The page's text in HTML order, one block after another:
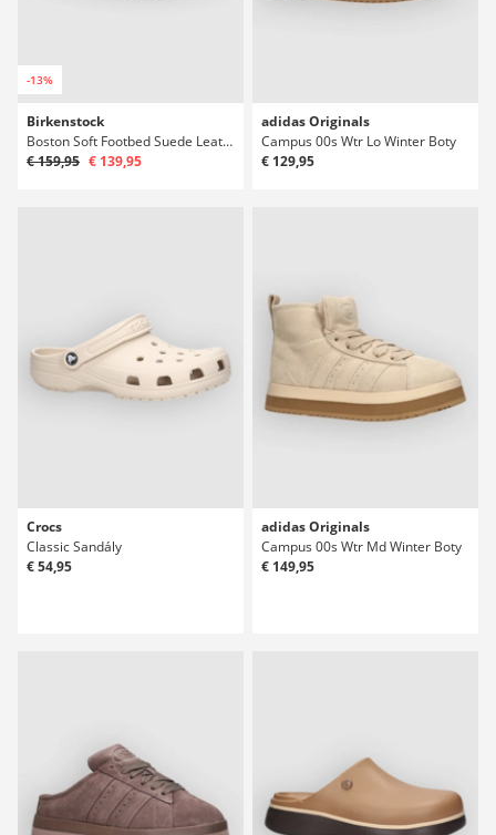
-13%
Birkenstock
Boston Soft Footbed Suede Leather Sandály
€ 159,95 € 139,95
adidas Originals
Campus 00s Wtr Lo Winter Boty
€ 129,95
Crocs
Classic Sandály
€ 54,95
adidas Originals
Campus 00s Wtr Md Winter Boty
€ 149,95